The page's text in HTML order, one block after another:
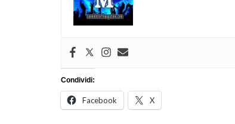
Condividi:
Facebook X